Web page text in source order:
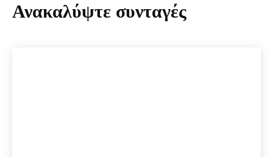
Ανακαλύψτε συνταγές